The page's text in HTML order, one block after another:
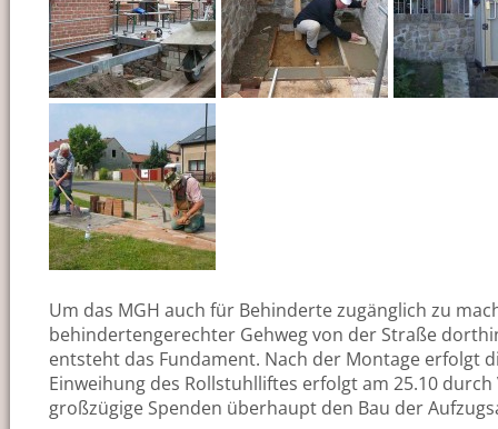
Um das MGH auch für Behinderte zugänglich zu
behindertengerechter Gehweg von der Straße
entsteht das Fundament. Nach der Montage erfolgt
Einweihung des Rollstuhlliftes erfolgt am 25.10
großzügige Spenden überhaupt den Bau der